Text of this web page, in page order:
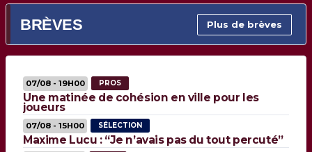
BRÈVES Plus de brèves
07/08 - 19H00 PROS
Une matinée de cohésion en ville pour les
joueurs
07/08 - 15H00 SÉLECTION
Maxime Lucu : “Je n’avais pas du tout percuté”